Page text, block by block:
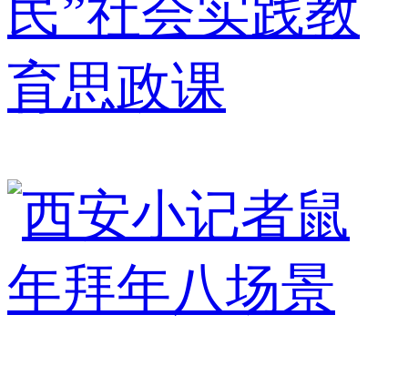
民”社会实践教
育思政课